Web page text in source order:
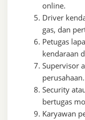
online.
Driver
gas, dan
Petugas
kendaraan
Supervisor
perusahaan.
Security
bertugas
Karyawan